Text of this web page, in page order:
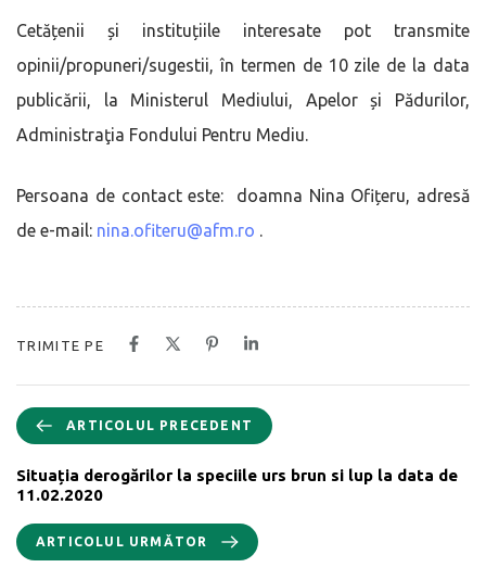
Cetățenii și instituțiile interesate pot transmite
opinii/propuneri/sugestii, în termen de 10 zile de la data
publicării, la Ministerul Mediului, Apelor și Pădurilor,
Administraţia Fondului Pentru Mediu.
Persoana de contact este: doamna Nina Ofițeru, adresă
de e-mail: nina.ofiteru@afm.ro .
TRIMITE PE
ARTICOLUL PRECEDENT
Situația derogărilor la speciile urs brun si lup la data de
11.02.2020
ARTICOLUL URMĂTOR